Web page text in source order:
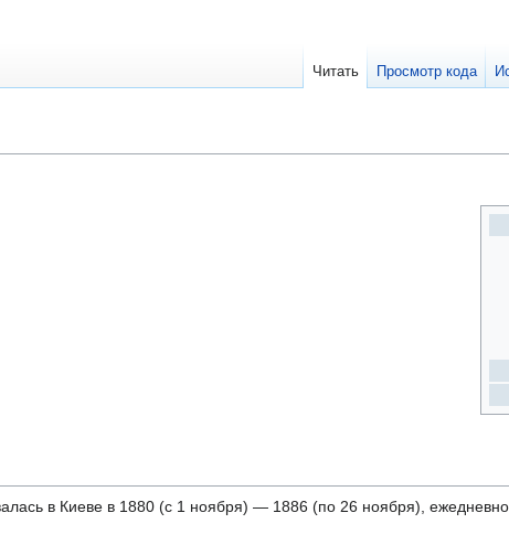
в Киеве в 1880 (с 1 ноября) — 1886 (по 26 ноября),
Читать Просмотр кода